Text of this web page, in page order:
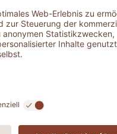
Pflege zukommen
Ihren Booster vor
des Produkts
Textur lässt